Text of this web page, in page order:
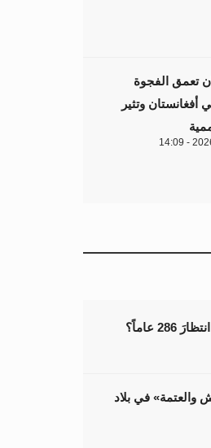
تعمق الفجوة
أفغانستان وتثير
عاماً؟
والعتمة» في بلاد